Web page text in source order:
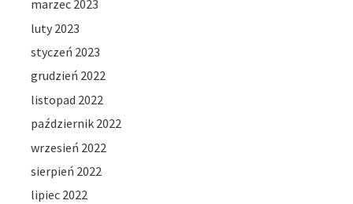
marzec 2023
luty 2023
styczeń 2023
grudzień 2022
listopad 2022
październik 2022
wrzesień 2022
sierpień 2022
lipiec 2022